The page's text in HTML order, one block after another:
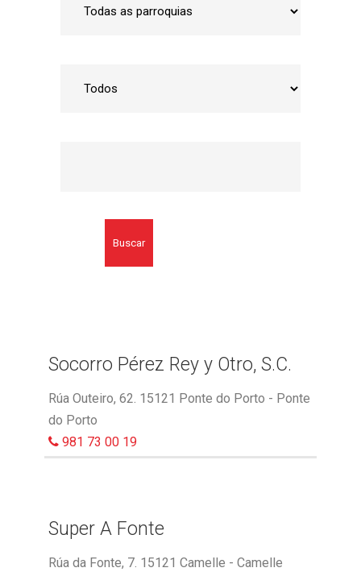
Buscar
Socorro Pérez Rey y Otro, S.C.
Rúa Outeiro, 62. 15121 Ponte do Porto - Ponte
do Porto
981 73 00 19
Super A Fonte
Rúa da Fonte, 7. 15121 Camelle - Camelle